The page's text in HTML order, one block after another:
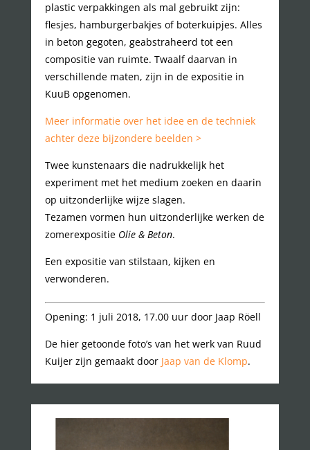
plastic verpakkingen als mal gebruikt zijn:
flesjes, hamburgerbakjes of boterkuipjes. Alles
in beton gegoten, geabstraheerd tot een
compositie van ruimte. Twaalf daarvan in
verschillende maten, zijn in de expositie in
KuuB opgenomen.
Meer informatie over het idee en de techniek
achter deze bijzondere beelden >
Twee kunstenaars die nadrukkelijk het
experiment met het medium zoeken en daarin
op uitzonderlijke wijze slagen.
Tezamen vormen hun uitzonderlijke werken de
zomerexpositie Olie & Beton.
Een expositie van stilstaan, kijken en
verwonderen.
Opening: 1 juli 2018, 17.00 uur door Jaap Röell
De hier getoonde foto’s van het werk van Ruud
Kuijer zijn gemaakt door Jaap van de Klomp.